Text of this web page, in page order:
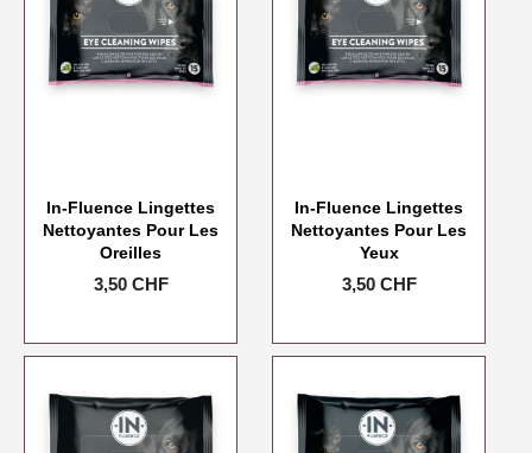
In-Fluence Lingettes
Nettoyantes Pour Les
Oreilles
Prix
3,50 CHF
In-Fluence Lingettes
Nettoyantes Pour Les
Yeux
Prix
3,50 CHF